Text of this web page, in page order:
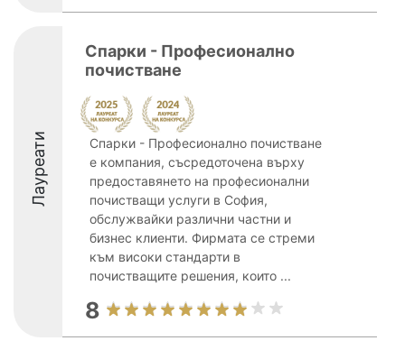
Лауреати
Спарки - Професионално
почистване
Спарки - Професионално почистване
е компания, съсредоточена върху
предоставянето на професионални
почистващи услуги в София,
обслужвайки различни частни и
бизнес клиенти. Фирмата се стреми
към високи стандарти в
почистващите решения, които ...
8